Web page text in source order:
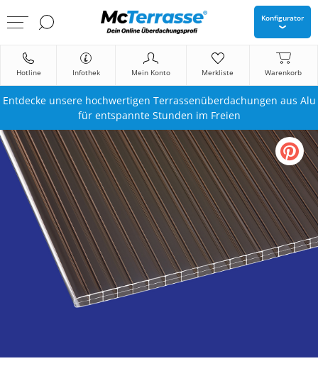
Konfigurator
Hotline Infothek Mein Konto Merkliste Warenkorb
Entdecke unsere hochwertigen Terrassenüberdachungen aus Alu
für entspannte Stunden im Freien